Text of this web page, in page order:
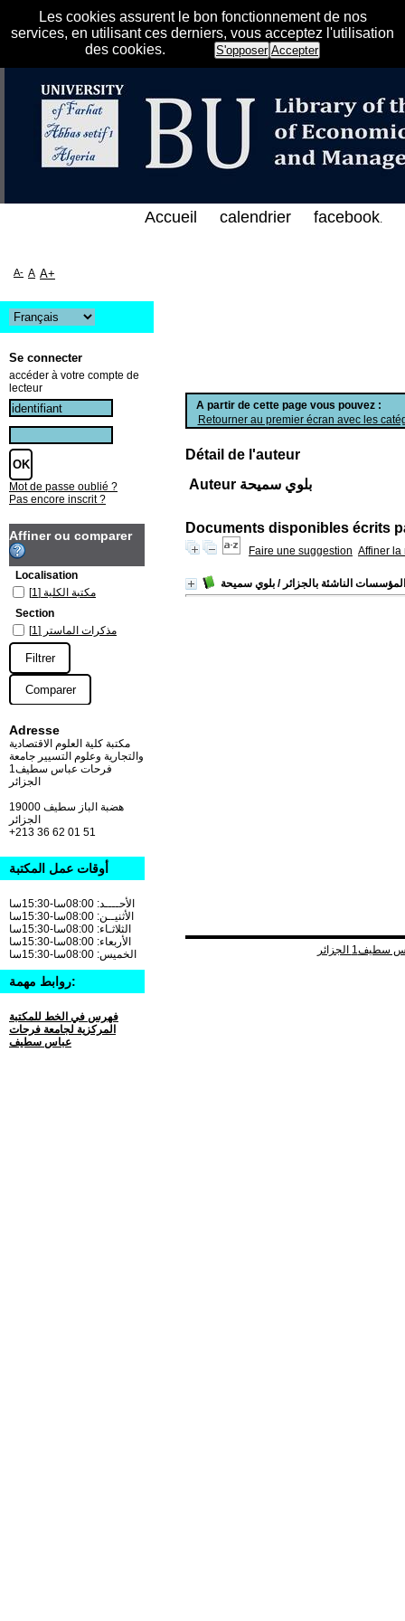
Les cookies assurent le bon fonctionnement de nos
services, en utilisant ces derniers, vous acceptez l'utilisation
des cookies.
S'opposer Accepter
الإلكتروني على الخط المباشر لمكتبة كلية
A partir de cette page vous pouvez :
Retourner au premier écran avec les
Détail de l'auteur
Auteur بلوي سميحة
Documents disponibles écrits
Faire une suggestion Affiner la
الناشئة بالجزائر / بلوي سميحة
Accueil calendrier facebook.
A- A A+
Se connecter
accéder à votre compte de
lecteur
Mot de passe oublié ?
Pas encore inscrit ?
Affiner ou comparer
Localisation
مكتبة الكلية [1]
Section
مذكرات الماستر [1]
Adresse
مكتبة كلية العلوم الاقتصادية
والتجارية وعلوم التسيير جامعة
فرحات عباس سطيف1
الجزائر
19000 هضبة الباز سطيف
+213 36 62 01 51
أوقات عمل المكتبة
الأحــــد: 08:00سا-15:30سا
الأثنيــن: 08:00سا-15:30سا
الثلاثـاء: 08:00سا-15:30سا
الأربعاء: 08:00سا-15:30سا
الخميس: 08:00سا-15:30سا
روابط مهمة:
فهرس في الخط للمكتبة
المركزية لجامعة فرحات
عباس سطيف